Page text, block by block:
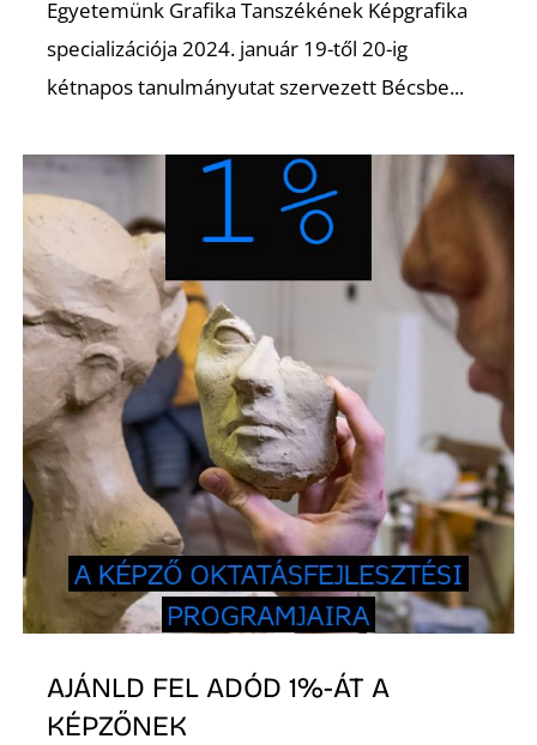
Egyetemünk Grafika Tanszékének Képgrafika
specializációja 2024. január 19-től 20-ig
kétnapos tanulmányutat szervezett Bécsbe...
AJÁNLD FEL ADÓD 1%-ÁT A
KÉPZŐNEK